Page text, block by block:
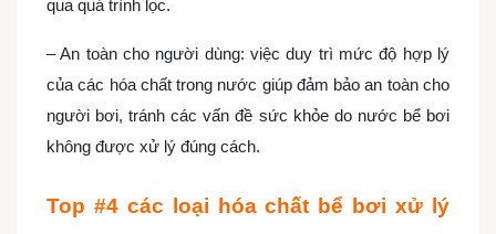
qua quá trình lọc.
– An toàn cho người dùng: việc duy trì mức độ hợp lý
của các hóa chất trong nước giúp đảm bảo an toàn cho
người bơi, tránh các vấn đề sức khỏe do nước bể bơi
không được xử lý đúng cách.
Top #4 các loại hóa chất bể bơi xử lý